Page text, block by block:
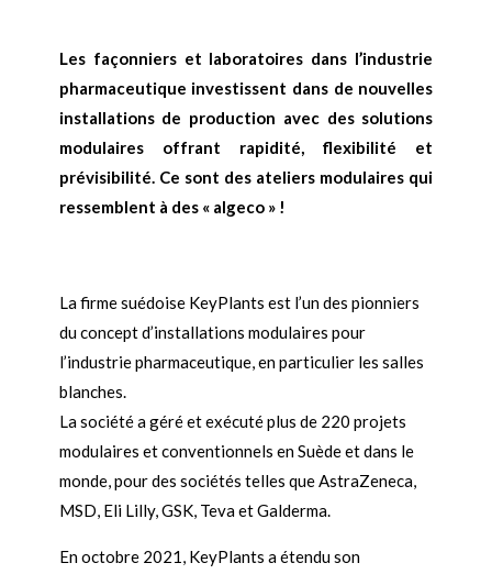
Les façonniers et laboratoires dans l’industrie
pharmaceutique investissent dans de nouvelles
installations de production avec des solutions
modulaires offrant rapidité, flexibilité et
prévisibilité. Ce sont des ateliers modulaires qui
ressemblent à des « algeco » !
La firme suédoise KeyPlants est l’un des pionniers
du concept d’installations modulaires pour
l’industrie pharmaceutique, en particulier les salles
blanches.
La société a géré et exécuté plus de 220 projets
modulaires et conventionnels en Suède et dans le
monde, pour des sociétés telles que AstraZeneca,
MSD, Eli Lilly, GSK, Teva et Galderma.
En octobre 2021, KeyPlants a étendu son